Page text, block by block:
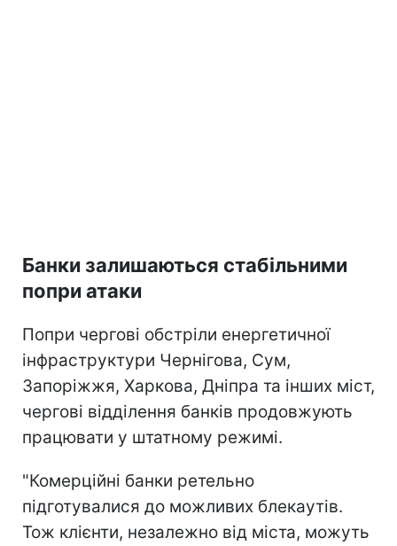
Банки залишаються стабільними
попри атаки
Попри чергові обстріли енергетичної
інфраструктури Чернігова, Сум,
Запоріжжя, Харкова, Дніпра та інших міст,
чергові відділення банків продовжують
працювати у штатному режимі.
"Комерційні банки ретельно
підготувалися до можливих блекаутів.
Тож клієнти, незалежно від міста, можуть